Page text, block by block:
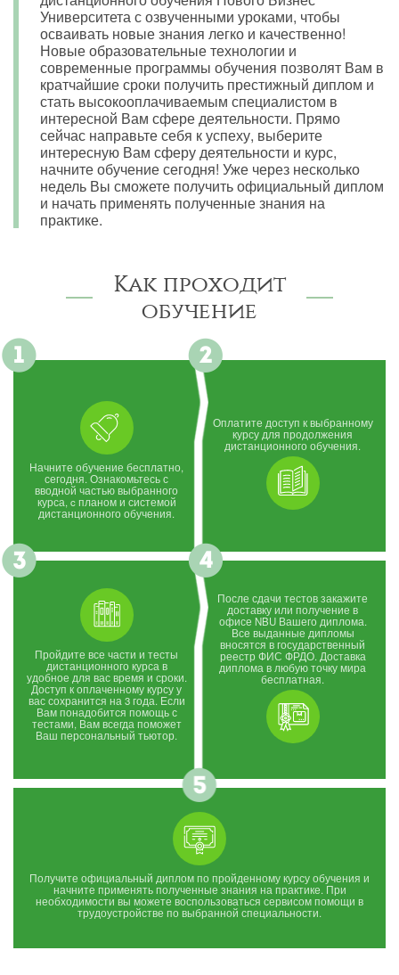
Университета с озвученными уроками, чтобы
осваивать новые знания легко и качественно!
Новые образовательные технологии и
современные программы обучения позволят Вам в
кратчайшие сроки получить престижный диплом и
стать высокооплачиваемым специалистом в
интересной Вам сфере деятельности. Прямо
сейчас направьте себя к успеху, выберите
интересную Вам сферу деятельности и курс,
начните обучение сегодня! Уже через несколько
недель Вы сможете получить официальный диплом
и начать применять полученные знания на
практике.
Как проходит
обучение
Начните обучение бесплатно,
сегодня. Ознакомьтесь с
вводной частью выбранного
курса, c планом и системой
дистанционного обучения.
Оплатите доступ к выбранному
курсу для продолжения
дистанционного обучения.
Пройдите все части и тесты
дистанционного курса в
удобное для вас время и сроки.
Доступ к оплаченному курсу у
вас сохранится на 3 года. Если
Вам понадобится помощь с
тестами, Вам всегда поможет
Ваш персональный тьютор.
После сдачи тестов закажите
доставку или получение в
офисе NBU Вашего диплома.
Все выданные дипломы
вносятся в государственный
реестр ФИС ФРДО. Доставка
диплома в любую точку мира
бесплатная.
Получите официальный диплом по пройденному курсу обучения и
начните применять полученные знания на практике. При
необходимости вы можете воспользоваться сервисом помощи в
трудоустройстве по выбранной специальности.